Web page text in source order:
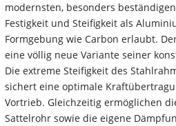
modernsten, besonders
Festigkeit und Steifigkeit als
Formgebung wie Carbon erlaubt.
eine völlig neue Variante seiner
Die extreme Steifigkeit des
sichert eine optimale
Vortrieb. Gleichzeitig ermöglichen
Sattelrohr sowie die eigene